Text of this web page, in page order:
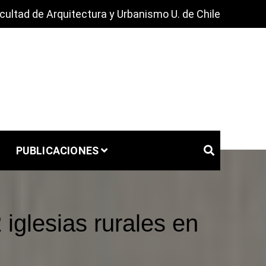
de Arquitectura y Urbanismo U. de Chile
PUBLICACIONES
rurales en